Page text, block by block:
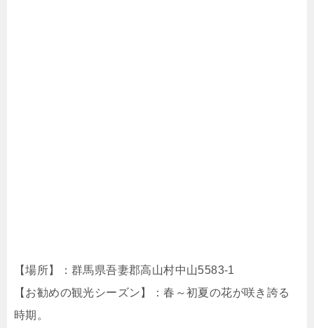
【場所】：群馬県吾妻郡高山村中山5583-1
【お勧めの観光シーズン】：春～初夏の花が咲き誇る
時期。